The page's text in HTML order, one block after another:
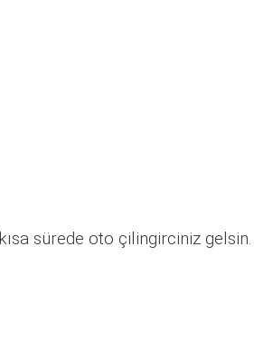
sürede oto çilingirciniz gelsin.